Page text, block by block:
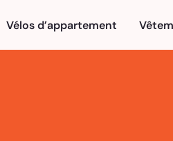
Vélos d’appartement